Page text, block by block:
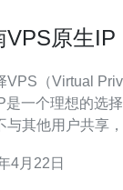
VPS原生IP
VPS（Virtual
是一个理想的选
与其他用户共享
和搜索引擎排名
4月22日